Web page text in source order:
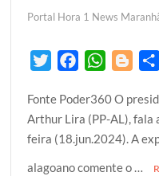
Portal Hora 1 News
i
t
t
e
c
e
b
o
W
a
t
s
A
o
g
g
Fonte Poder360 O
Arthur Lira (PP-AL), fala
feira (18.jun.2024). A
alagoano comente o …